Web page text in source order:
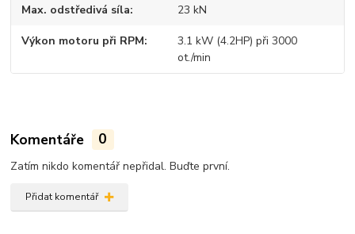
Max. odstředivá síla 23 kN
Výkon motoru při RPM
3.1 kW (4.2HP) při 3000
ot./min
Komentáře 0
Zatím nikdo komentář nepřidal. Buďte první.
Přidat komentář